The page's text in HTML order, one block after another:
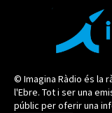
© Imagina Ràdio és la
l'Ebre. Tot i ser una
públic per oferir una